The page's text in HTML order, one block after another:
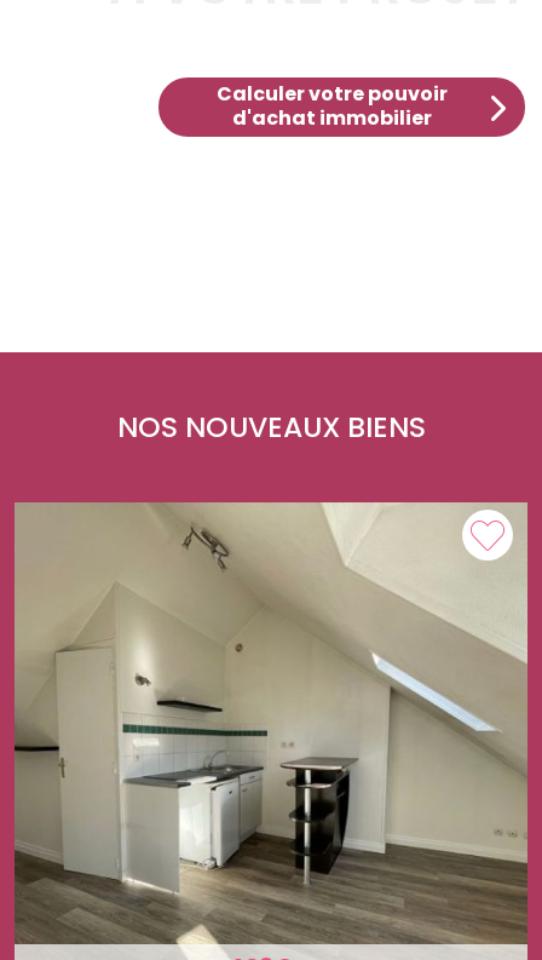
Calculer votre pouvoir
d'achat immobilier
NOS NOUVEAUX BIENS